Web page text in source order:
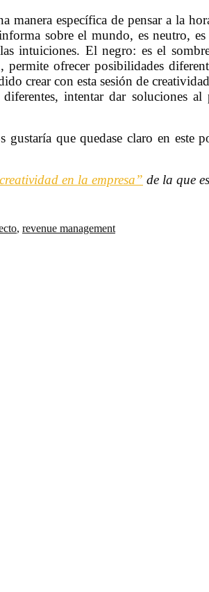
manera específica de pensar a la
sobre el mundo, es neutro,
intuiciones. El negro: es el
ofrecer posibilidades
crear con esta sesión de
intentar dar soluciones al
que quedase claro en este
en la empresa” de la que
, revenue management